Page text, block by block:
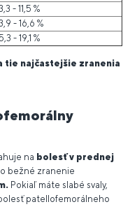
- 11,5 %
- 16,6 %
- 19,1 %
tie najčastejšie zranenia
na bolesť v prednej
bežné zranenie
Pokiaľ máte slabé svaly,
patellofemorálneho